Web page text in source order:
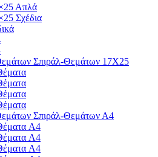
Απλά
Σχέδια
Σπιράλ-Θεμάτων 17Χ25
Σπιράλ-Θεμάτων Α4
A4
A4
A4